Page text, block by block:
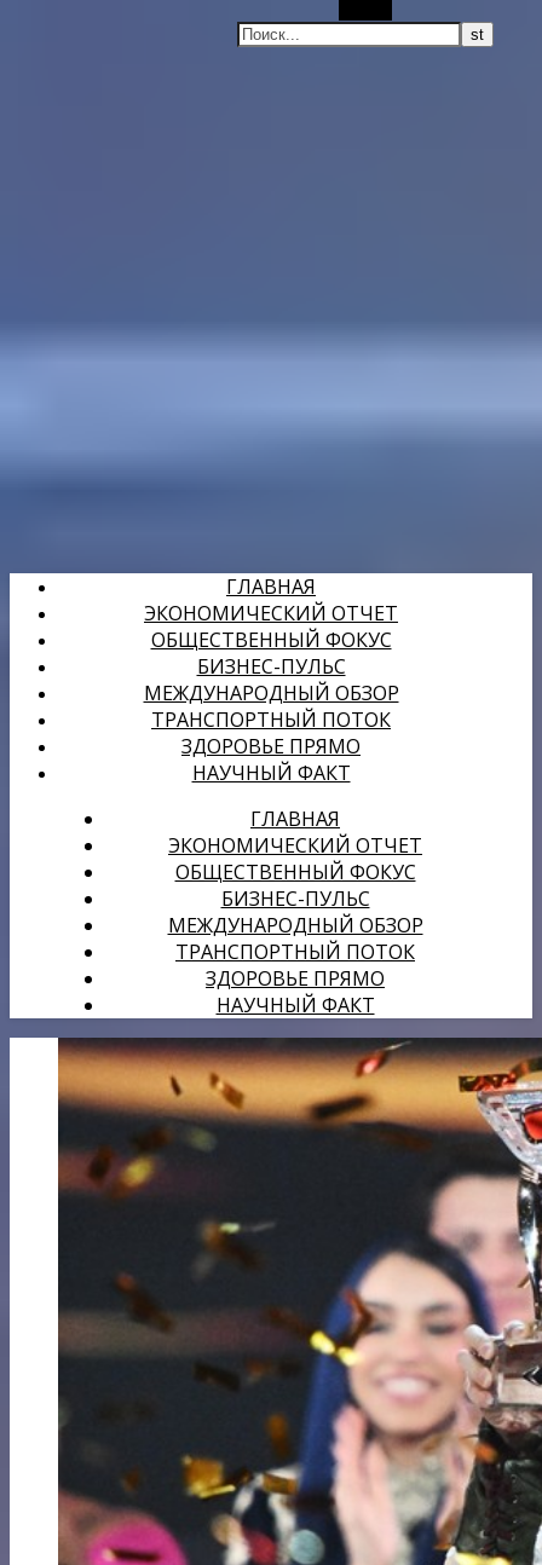
ГЛАВНАЯ
ЭКОНОМИЧЕСКИЙ ОТЧЕТ
ОБЩЕСТВЕННЫЙ ФОКУС
БИЗНЕС-ПУЛЬС
МЕЖДУНАРОДНЫЙ ОБЗОР
ТРАНСПОРТНЫЙ ПОТОК
ЗДОРОВЬЕ ПРЯМО
НАУЧНЫЙ ФАКТ
ГЛАВНАЯ
ЭКОНОМИЧЕСКИЙ ОТЧЕТ
ОБЩЕСТВЕННЫЙ ФОКУС
БИЗНЕС-ПУЛЬС
МЕЖДУНАРОДНЫЙ ОБЗОР
ТРАНСПОРТНЫЙ ПОТОК
ЗДОРОВЬЕ ПРЯМО
НАУЧНЫЙ ФАКТ